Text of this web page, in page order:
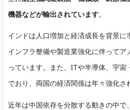
機器などが輸出されています。
インドは人口増加と経済成長を背景に
インフラ整備や製造業強化に伴ってア
っています。また、ITや半導体、宇宙
でおり、両国の経済関係は年々強化さ
近年は中国依存を分散する動きの中で